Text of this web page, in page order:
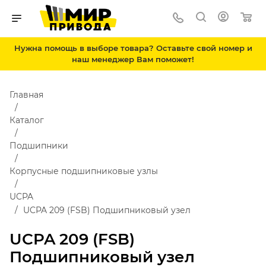
Нужна помощь в выборе товара? Оставьте свой номер и
наш менеджер Вам поможет!
UCPA 209 (FSB)
Подшипниковый узел
Главная
Каталог
Подшипники
Корпусные подшипниковые узлы
UCPA
UCPA 209 (FSB) Подшипниковый узел